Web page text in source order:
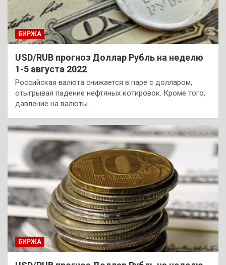
БИРЖА
USD/RUB прогноз Доллар Рубль на неделю
1-5 августа 2022
Российская валюта снижается в паре с долларом,
отыгрывая падение нефтяных котировок. Кроме того,
давление на валюты…
БИРЖА